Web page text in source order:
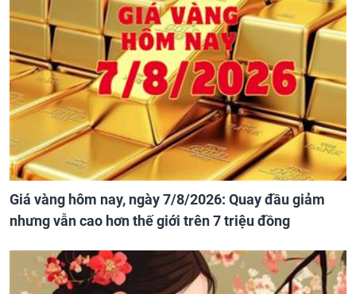
Giá vàng hôm nay, ngày 7/8/2026: Quay đầu giảm
nhưng vẫn cao hơn thế giới trên 7 triệu đồng